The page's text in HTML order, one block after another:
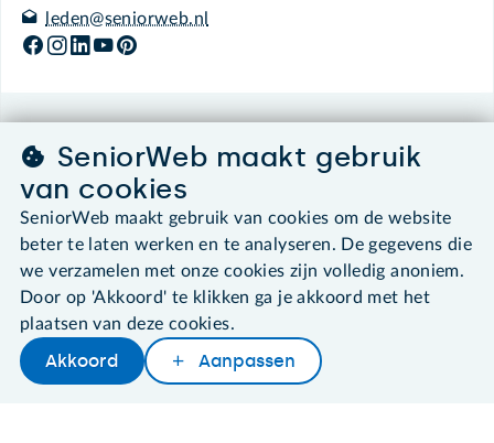
Later lezen Delen Woordenboek
leden@seniorweb.nl
Algemene voorwaarden
Cookies en cookie-instellingen
Disclaimer
Privacybeleid
About SeniorWeb
SeniorWeb maakt gebruik
van cookies
SeniorWeb maakt gebruik van cookies om de website
beter te laten werken en te analyseren. De gegevens die
we verzamelen met onze cookies zijn volledig anoniem.
Door op 'Akkoord' te klikken ga je akkoord met het
plaatsen van deze cookies.
Akkoord Aanpassen